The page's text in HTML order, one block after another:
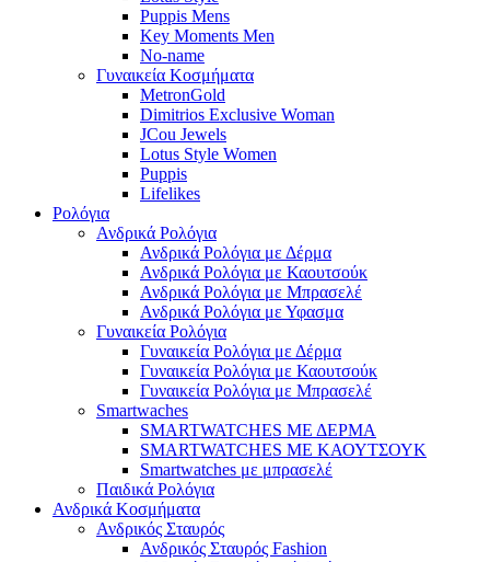
Puppis Mens
Key Moments Men
No-name
Γυναικεία Κοσμήματα
MetronGold
Dimitrios Exclusive Woman
JCou Jewels
Lotus Style Women
Puppis
Lifelikes
Ρολόγια
Ανδρικά Ρολόγια
Ανδρικά Ρολόγια με Δέρμα
Ανδρικά Ρολόγια με Καουτσούκ
Ανδρικά Ρολόγια με Μπρασελέ
Ανδρικά Ρολόγια με Υφασμα
Γυναικεία Ρολόγια
Γυναικεία Ρολόγια με Δέρμα
Γυναικεία Ρολόγια με Καουτσούκ
Γυναικεία Ρολόγια με Μπρασελέ
Smartwaches
SMARTWATCHES ΜΕ ΔΕΡΜΑ
SMARTWATCHES ΜΕ ΚΑΟΥΤΣΟΥΚ
Smartwatches με μπρασελέ
Παιδικά Ρολόγια
Ανδρικά Κοσμήματα
Ανδρικός Σταυρός
Ανδρικός Σταυρός Fashion